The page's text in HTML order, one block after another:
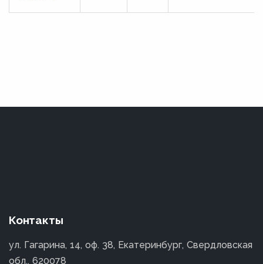
Контакты
ул. Гагарина, 14, оф. 38, Екатеринбург, Свердловская
обл., 620078